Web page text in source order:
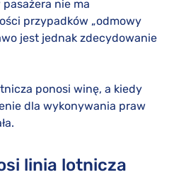
nie ma
przypadków „odmowy
jest jednak zdecydowanie
ponosi winę, a kiedy
dla wykonywania praw
linia lotnicza